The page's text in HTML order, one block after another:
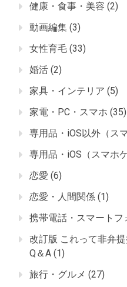
健康・食事・美容 (2)
動画編集 (3)
女性育毛 (33)
婚活 (2)
家具・インテリア (5)
家電・PC・スマホ (35)
専用品・iOS以外（ス
専用品・iOS（スマホケ
恋愛 (6)
恋愛・人間関係 (1)
携帯電話・スマートフ
改訂版 これって非弁
Q＆A (1)
旅行・グルメ (27)